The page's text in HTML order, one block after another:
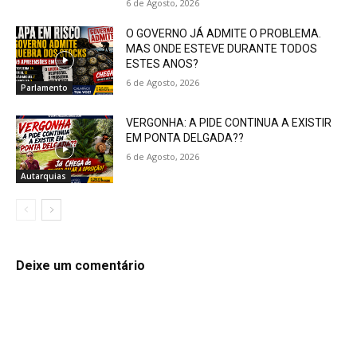
6 de Agosto, 2026
Parlamento
O GOVERNO JÁ ADMITE O PROBLEMA.
MAS ONDE ESTEVE DURANTE TODOS
ESTES ANOS?
6 de Agosto, 2026
Autarquias
VERGONHA: A PIDE CONTINUA A EXISTIR
EM PONTA DELGADA??
6 de Agosto, 2026
Deixe um comentário